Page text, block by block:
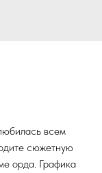
всем
сюжетную
орда. Графика